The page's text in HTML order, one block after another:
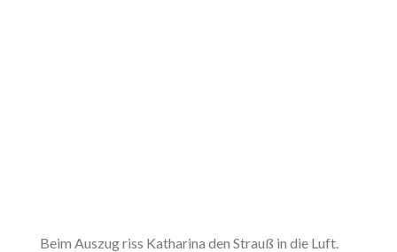
Beim Auszug riss Katharina den Strauß in die Luft.